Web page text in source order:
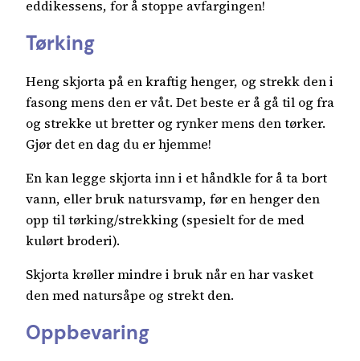
eddikessens, for å stoppe avfargingen!
Tørking
Heng skjorta på en kraftig henger, og strekk den i
fasong mens den er våt. Det beste er å gå til og fra
og strekke ut bretter og rynker mens den tørker.
Gjør det en dag du er hjemme!
En kan legge skjorta inn i et håndkle for å ta bort
vann, eller bruk natursvamp, før en henger den
opp til tørking/strekking (spesielt for de med
kulørt broderi).
Skjorta krøller mindre i bruk når en har vasket
den med natursåpe og strekt den.
Oppbevaring